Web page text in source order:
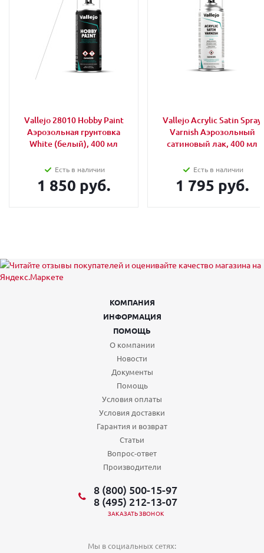
Vallejo 28010 Hobby Paint
Аэрозольная грунтовка
White (белый), 400 мл
Есть в наличии
1 850 руб.
Vallejo Acrylic Satin Spray
Varnish Аэрозольный
сатиновый лак, 400 мл
Есть в наличии
1 795 руб.
КОМПАНИЯ
ИНФОРМАЦИЯ
ПОМОЩЬ
О компании
Новости
Документы
Помощь
Условия оплаты
Условия доставки
Гарантия и возврат
Статьи
Вопрос-ответ
Производители
8 (800) 500-15-97
8 (495) 212-13-07
ЗАКАЗАТЬ ЗВОНОК
Мы в социальных сетях: